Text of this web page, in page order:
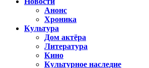
Анонс
Хроника
Культура
Дом актёра
Литература
Кино
Культурное наследие